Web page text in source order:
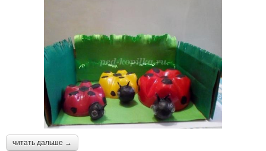
читать дальше →